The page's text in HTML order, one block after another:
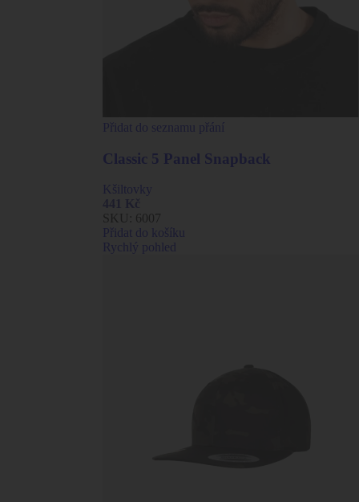
Přidat do seznamu přání
Classic 5 Panel Snapback
Kšiltovky
SKU: 6007
Přidat do košíku
Rychlý pohled